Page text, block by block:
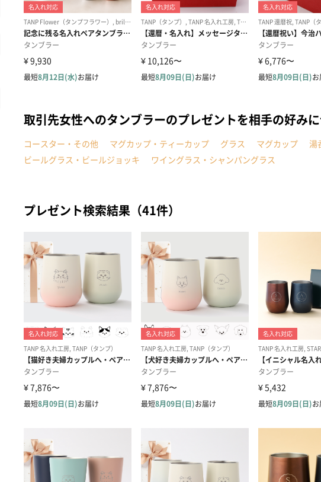
取引先女性へのタンブラーのプレゼントを相手の好み
コースター・その他 マグカップ・ティーカップ グラス マグカップ 湯
ビールグラス・ビールジョッキ
ワイングラス・シャンパングラス
プレゼント検索結果（41件）